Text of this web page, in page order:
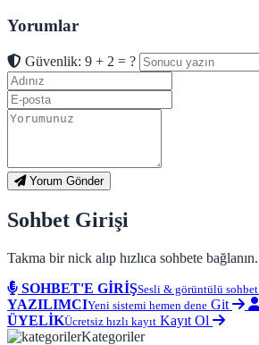
Yorumlar
Güvenlik: 9 + 2 = ?
Yorum Gönder
Sohbet Girişi
Takma bir nick alıp hızlıca sohbete bağlanın.
SOHBET'E GİRİŞSesli & görüntülü sohbet
YAZILIMCIYeni sistemi hemen dene Git
ÜYELİKÜcretsiz hızlı kayıt Kayıt Ol
Kategoriler